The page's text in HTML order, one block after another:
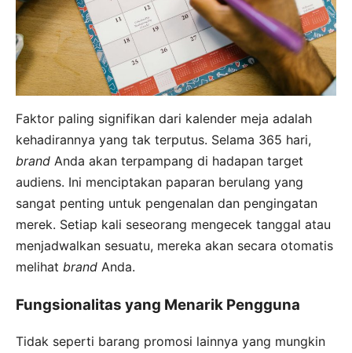
Faktor paling signifikan dari kalender meja adalah
kehadirannya yang tak terputus. Selama 365 hari,
brand Anda akan terpampang di hadapan target
audiens. Ini menciptakan paparan berulang yang
sangat penting untuk pengenalan dan pengingatan
merek. Setiap kali seseorang mengecek tanggal atau
menjadwalkan sesuatu, mereka akan secara otomatis
melihat brand Anda.
Fungsionalitas yang Menarik Pengguna
Tidak seperti barang promosi lainnya yang mungkin